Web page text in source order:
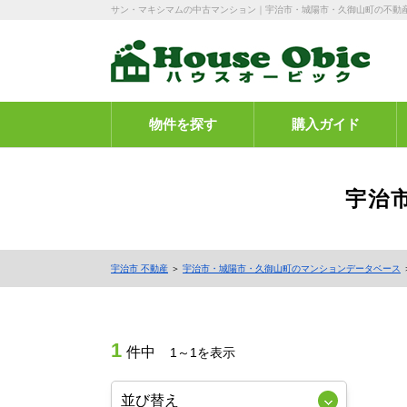
サン・マキシマムの中古マンション｜宇治市・城陽市・久御山町の不
物件を探す 購入ガイド
宇治
宇治市 不動産 ＞ 宇治市・城陽市・久御山町のマンションデータベース
1 件中 1～1を表示